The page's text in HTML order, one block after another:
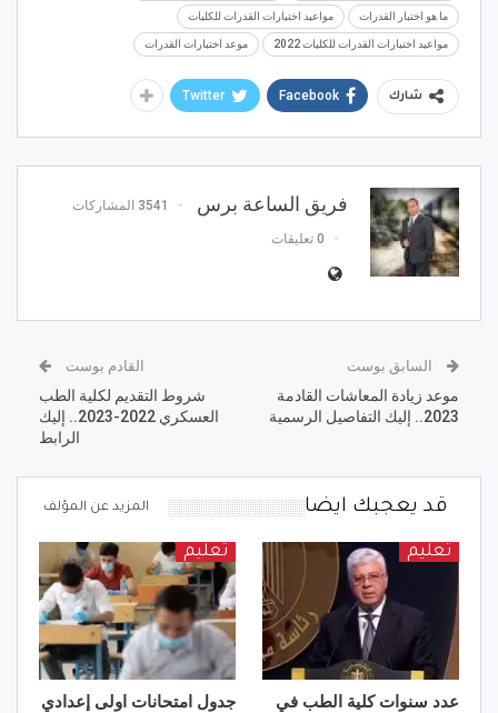
ما هو اختبار القدرات مواعيد اختبارات القدرات للكليات
مواعيد اختبارات القدرات للكليات 2022 موعد اختبارات القدرات
شارك Facebook
Twitter
فريق الساعة برس 3541 المشاركات
0 تعليقات
السابق بوست
موعد زيادة المعاشات القادمة
2023.. إليك التفاصيل الرسمية
القادم بوست
شروط التقديم لكلية الطب
العسكري 2022-2023.. إليك
الرابط
قد يعجبك ايضا المزيد عن المؤلف
تعليم
عدد سنوات كلية الطب في
تعليم
جدول امتحانات اولى إعدادي